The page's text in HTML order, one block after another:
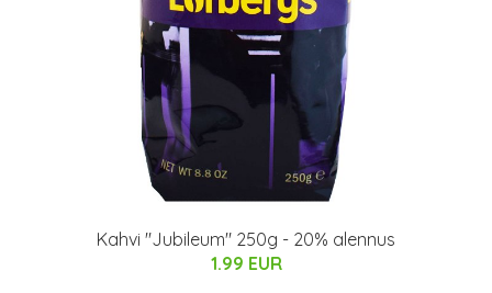
Kahvi "Jubileum" 250g - 20% alennus
1.99 EUR